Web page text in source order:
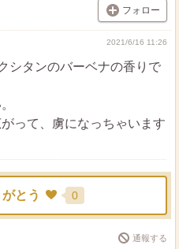
フォロー
2021/6/16 11:26
シタンのバーベナの香りで
って、虜になっちゃいます
とう 0
通報する